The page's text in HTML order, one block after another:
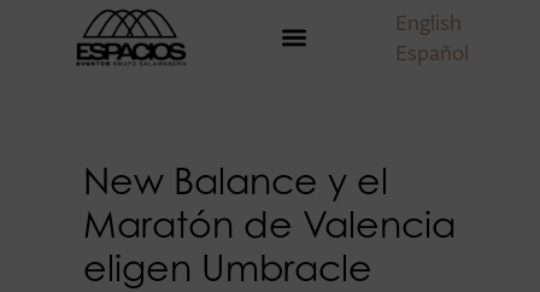
English
Español
New Balance y el
Maratón de Valencia
eligen Umbracle